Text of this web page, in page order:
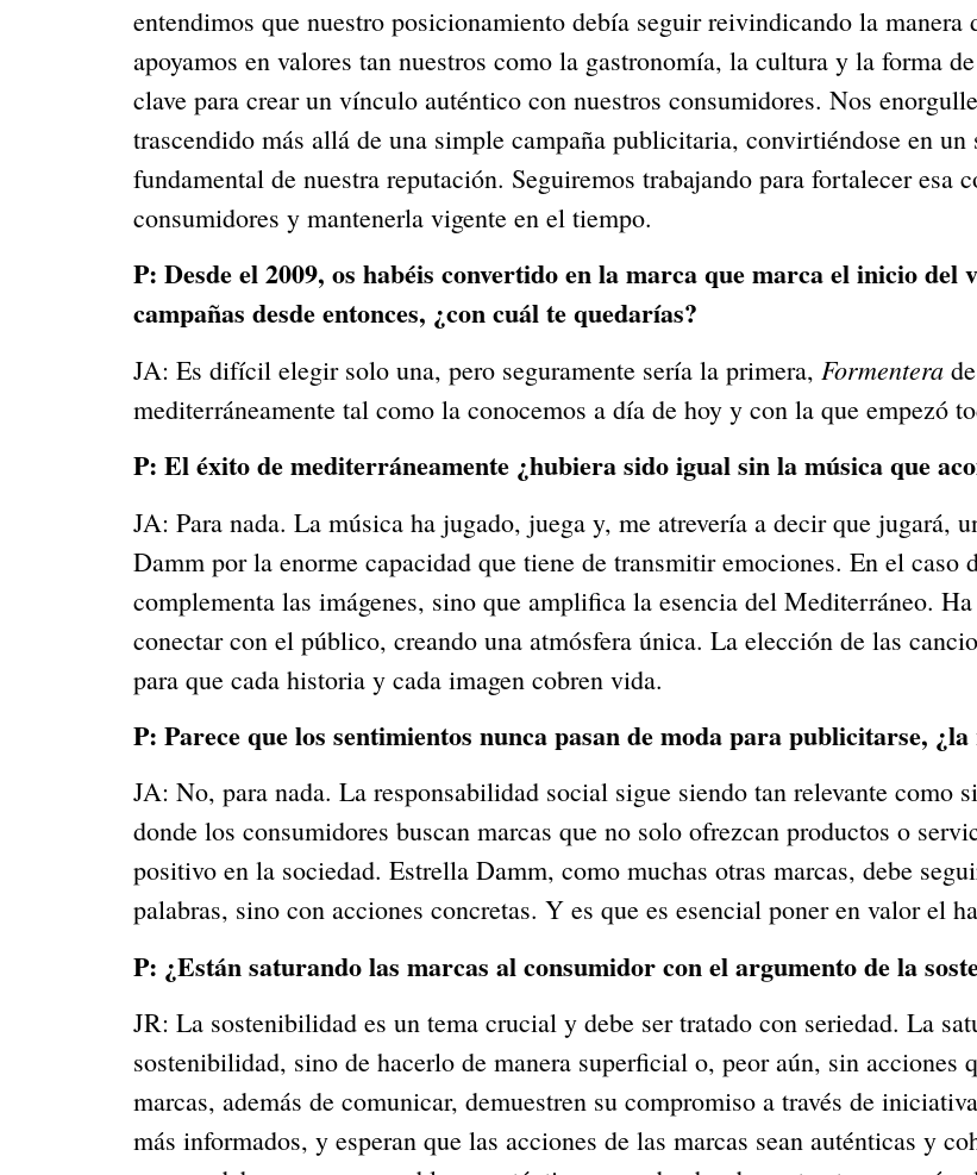
entendimos que nuestro posicionamiento debía seguir reivindicando la
apoyamos en valores tan nuestros como la gastronomía, la cultura y la forma
clave para crear un vínculo auténtico con nuestros consumidores. Nos
trascendido más allá de una simple campaña publicitaria, convirtiéndose en
fundamental de nuestra reputación. Seguiremos trabajando para fortalecer esa
consumidores y mantenerla vigente en el tiempo.
P: Desde el 2009, os habéis convertido en la marca que marca el inicio del
campañas desde entonces, ¿con cuál te quedarías?
JA: Es difícil elegir solo una, pero seguramente sería la primera, Formentera
mediterráneamente tal como la conocemos a día de hoy y con la que empezó
P: El éxito de mediterráneamente ¿hubiera sido igual sin la música que
JA: Para nada. La música ha jugado, juega y, me atrevería a decir que jugará,
Damm por la enorme capacidad que tiene de transmitir emociones. En el
complementa las imágenes, sino que amplifica la esencia del Mediterráneo.
conectar con el público, creando una atmósfera única. La elección de las
para que cada historia y cada imagen cobren vida.
P: Parece que los sentimientos nunca pasan de moda para publicitarse,
JA: No, para nada. La responsabilidad social sigue siendo tan relevante como
donde los consumidores buscan marcas que no solo ofrezcan productos o
positivo en la sociedad. Estrella Damm, como muchas otras marcas, debe
palabras, sino con acciones concretas. Y es que es esencial poner en valor el
P: ¿Están saturando las marcas al consumidor con el argumento de la
JR: La sostenibilidad es un tema crucial y debe ser tratado con seriedad. La
sostenibilidad, sino de hacerlo de manera superficial o, peor aún, sin acciones
marcas, además de comunicar, demuestren su compromiso a través de
más informados, y esperan que las acciones de las marcas sean auténticas y